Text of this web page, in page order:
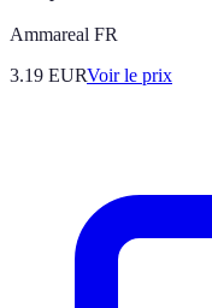
Ammareal FR
3.19 EURVoir le prix